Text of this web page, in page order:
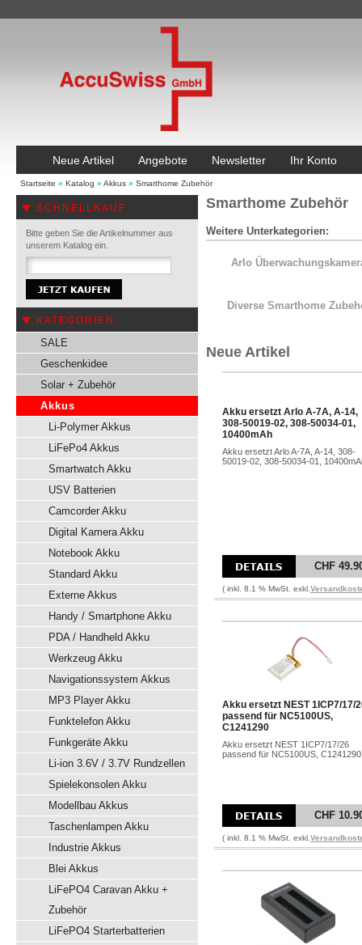
Neue Artikel Angebote Newsletter Ihr Konto
Startseite » Katalog » Akkus » Smarthome Zubehör
SCHNELLKAUF
Bitte geben Sie die Artikelnummer aus
unserem Katalog ein.
KATEGORIEN
SALE
Geschenkidee
Solar + Zubehör
Akkus
Li-Polymer Akkus
LiFePo4 Akkus
Smartwatch Akku
USV Batterien
Camcorder Akku
Digital Kamera Akku
Notebook Akku
Standard Akku
Externe Akkus
Handy / Smartphone Akku
PDA / Handheld Akku
Werkzeug Akku
Navigationssystem Akkus
MP3 Player Akku
Funktelefon Akku
Funkgeräte Akku
Li-ion 3.6V / 3.7V Rundzellen
Spielekonsolen Akku
Modellbau Akkus
Taschenlampen Akku
Industrie Akkus
Blei Akkus
LiFePO4 Caravan Akku +
Zubehör
LiFePO4 Starterbatterien
Smarthome Zubehör
Weitere Unterkategorien:
Arlo
Diverse Smarthome
Neue Artikel
Akku ersetzt Arlo A-7A, A-14,
308-50019-02, 308-50034-01,
10400mAh
Akku ersetzt Arlo A-7A, A-14, 308-
50019-02, 308-50034-01,
CHF
( inkl. 8.1 % MwSt. exkl.
Akku ersetzt NEST 1ICP7/17/
passend für NC5100US,
C1241290
Akku ersetzt NEST 1ICP7/17/26
passend für NC5100US, C1241290
CHF
( inkl. 8.1 % MwSt. exkl.